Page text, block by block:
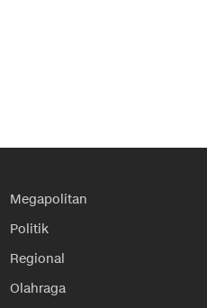
Megapolitan
Politik
Regional
Olahraga